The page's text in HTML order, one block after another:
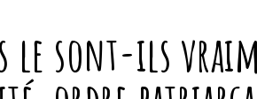
le sont-ils